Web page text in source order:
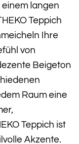
einem langen
Teppich
Ihre
von
Beigeton
Raum eine
Teppich ist
Akzente.